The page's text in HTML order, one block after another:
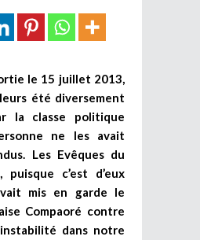
le 15 juillet 2013,
été diversement
la classe politique
ne les avait
Les Evêques du
puisque c’est d’eux
mis en garde le
Compaoré contre
dans notre